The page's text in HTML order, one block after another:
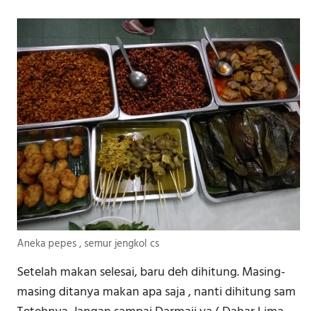
Aneka pepes , semur jengkol cs
Setelah makan selesai, baru deh dihitung. Masing-
masing ditanya makan apa saja , nanti dihitung sam